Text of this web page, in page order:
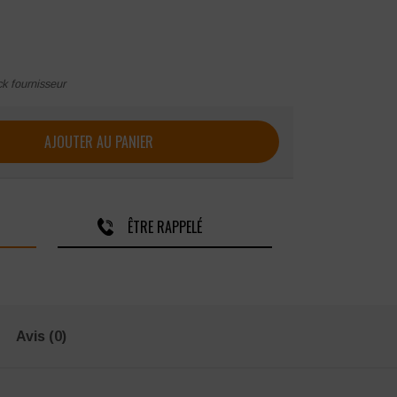
fournisseur
SNV COOKIE Manches longues
AJOUTER AU PANIER
ÊTRE RAPPELÉ
Avis (0)